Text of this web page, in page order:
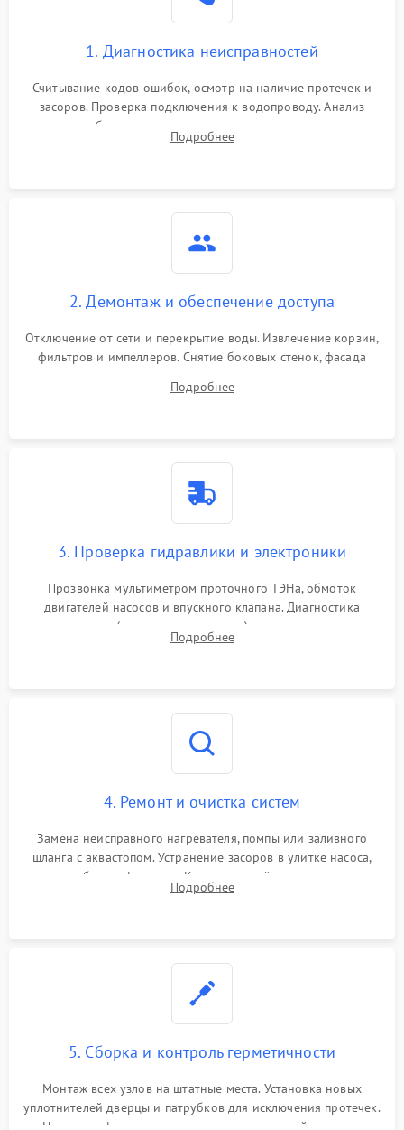
циркуляционным насосом
2100 ₽ Подробнее →
1. Диагностика неисправностей
Считывание кодов ошибок, осмотр на наличие протечек и
засоров. Проверка подключения к водопроводу. Анализ
жалоб на отсутствие слива, нагрева, вращения
разбрызгивателей или срабатывание системы защиты
Подробнее
2. Демонтаж и обеспечение доступа
Отключение от сети и перекрытие воды. Извлечение корзин,
фильтров и импеллеров. Снятие боковых стенок, фасада
циркуляционному насосу, ТЭНу и сливной помпе.
Подробнее
3. Проверка гидравлики и электроники
Прозвонка мультиметром проточного ТЭНа, обмоток
двигателей насосов и впускного клапана. Диагностика
прессостата (датчика уровня воды), датчика мутности,
концевика дверцы и электронного модуля управления.
Подробнее
4. Ремонт и очистка систем
Замена неисправного нагревателя, помпы или заливного
шланга с аквастопом. Устранение засоров в улитке насоса,
патрубках и фильтрах. Компонентный ремонт платы
управления, восстановление поврежденной проводки.
Подробнее
5. Сборка и контроль герметичности
Монтаж всех узлов на штатные места. Установка новых
уплотнителей дверцы и патрубков для исключения протечек.
Надежная фиксация хомутов гидравлической системы,